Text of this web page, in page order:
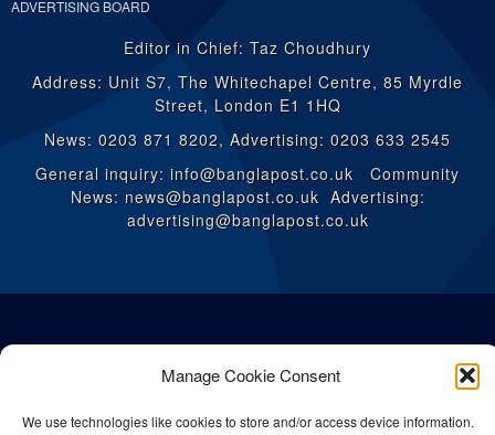
Manage Cookie Consent
We use technologies like cookies to store and/or access device information.
ADVERTISING BOARD
Editor in Chief: Taz Choudhury
Address: Unit S7, The Whitechapel Centre, 85 Myrdle
Street, London E1 1HQ
News: 0203 871 8202, Advertising: 0203 633 2545
General inquiry: info@banglapost.co.uk Community
News: news@banglapost.co.uk Advertising:
advertising@banglapost.co.uk